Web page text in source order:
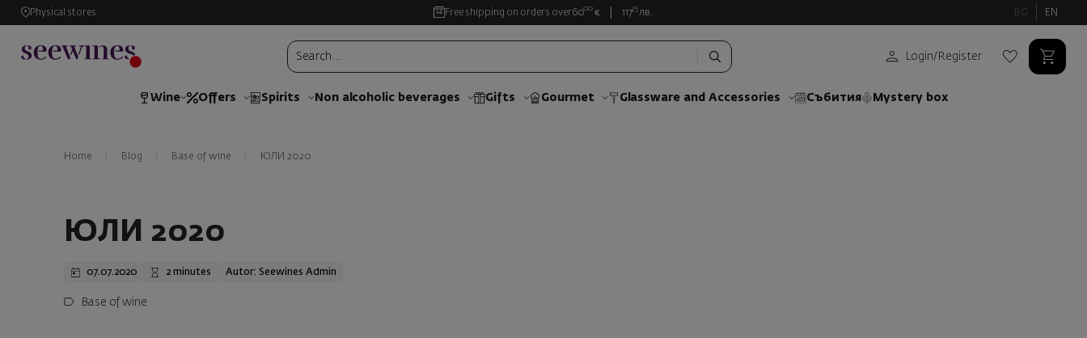
Physical stores Free shipping on orders over6000 € 11735 лв. BG EN
Login/ Register
Wine Offers Spirits Non alcoholic beverages Gifts Gourmet Glassware and Аccessories Събития Mystery box
Home Blog Base of wine ЮЛИ 2020
ЮЛИ 2020
07.07.2020 2 minutes Autor: Seewines Admin
Base of wine